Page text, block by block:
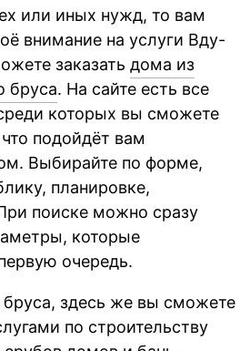
или иных нужд, то вам
внимание на услуги Вду-
заказатьдома из
бруса. На сайте есть все
которых вы сможете
подойдёт вам
Выбирайте по форме,
планировке,
поиске можно сразу
которые
очередь.
здесь же вы сможете
по строительству